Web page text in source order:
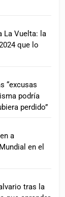
La Vuelta: la
que lo
“excusas
podría
perdido”
a
en el
tras la